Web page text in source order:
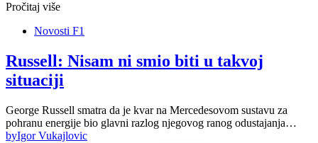
Pročitaj više
Novosti F1
Russell: Nisam ni smio biti u takvoj
situaciji
George Russell smatra da je kvar na Mercedesovom sustavu za
pohranu energije bio glavni razlog njegovog ranog odustajanja…
byIgor Vukajlovic